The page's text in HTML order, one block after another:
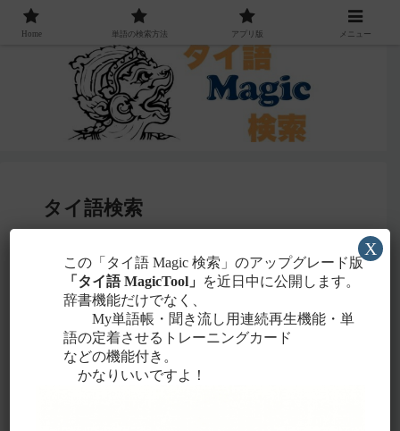
タイ語検索
・聞こえたタイ語を一番近いと感じるローマ字
に置き換えて検索！
タイ文字での検索も含め、詳しくはこちら。
Home 単語の検索方法 アプリ版 メニュー
この「タイ語 Magic 検索」のアップグレード版
「タイ語 MagicTool」
を近日中に公開します。
辞書機能だけでなく、
My単語帳・聞き流し用連続再生機能・単
語の定着させるトレーニングカード
などの機能付き。
かなりいいですよ！
X